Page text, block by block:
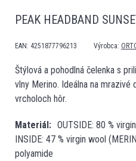
PEAK HEADBAND
EAN: 4251877796213 Výrobca:
Štýlová a pohodlná čelenka s
vlny Merino. Ideálna na mrazivé
vrcholoch hôr.
Materiál
OUTSIDE: 80 %
INSIDE: 47 % virgin wool
polyamide